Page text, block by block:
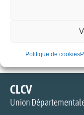
Politique de cookies
e
b
o
o
er o
d
n
CLCV
Union